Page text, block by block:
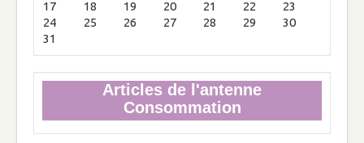
Les familles au bord du burn-out fiscal
Actualités
Pour le mariage et la famille, dans toute
l’Europe, les AFC soutiennent l’Initiative
Citoyenne Européenne (ECI) Mum, Dad &
Kids !
17
18 19 20 21 22
23
24
25 26 27 28 29
30
31
Articles de l'antenne
Consommation